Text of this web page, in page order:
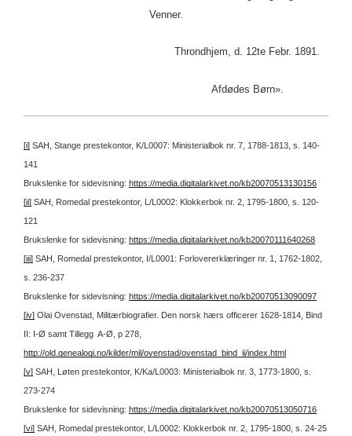
Venner.
Throndhjem, d. 12te Febr. 1891.
Afdødes Børn».
[i] SAH, Stange prestekontor, K/L0007: Ministerialbok nr. 7, 1788-1813, s. 140-
141
Brukslenke for sidevisning: https://media.digitalarkivet.no/kb20070513130156
[ii] SAH, Romedal prestekontor, L/L0002: Klokkerbok nr. 2, 1795-1800, s. 120-
121
Brukslenke for sidevisning: https://media.digitalarkivet.no/kb20070111640268
[iii] SAH, Romedal prestekontor, I/L0001: Forlovererklæringer nr. 1, 1762-1802,
s. 236-237
Brukslenke for sidevisning: https://media.digitalarkivet.no/kb20070513090097
[iv] Olai Ovenstad, Militærbiografier. Den norsk hærs officerer 1628-1814, Bind
II: I-Ø samt Tillegg A-Ø, p 278,
http://old.genealogi.no/kilder/mil/ovenstad/ovenstad_bind_ii/index.html
[v] SAH, Løten prestekontor, K/Ka/L0003: Ministerialbok nr. 3, 1773-1800, s.
273-274
Brukslenke for sidevisning: https://media.digitalarkivet.no/kb20070513050716
[vi] SAH, Romedal prestekontor, L/L0002: Klokkerbok nr. 2, 1795-1800, s. 24-25